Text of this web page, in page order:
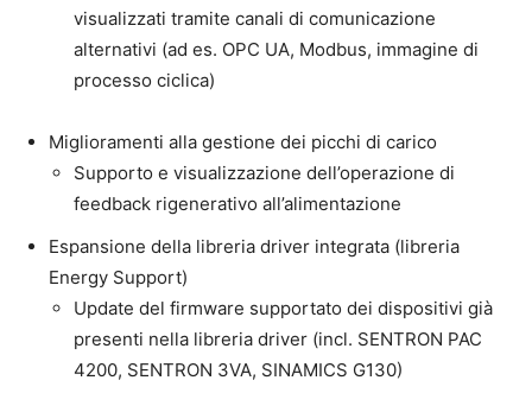
visualizzati tramite canali di comunicazione
alternativi (ad es. OPC UA, Modbus, immagine di
processo ciclica)
Miglioramenti alla gestione dei picchi di carico
Supporto e visualizzazione dell’operazione di
feedback rigenerativo all’alimentazione
Espansione della libreria driver integrata (libreria
Energy Support)
Update del firmware supportato dei dispositivi già
presenti nella libreria driver (incl. SENTRON PAC
4200, SENTRON 3VA, SINAMICS G130)